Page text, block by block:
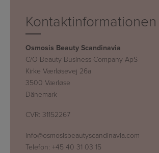
Kontaktinformationen
Osmosis Beauty Scandinavia
C/O Beauty Business Company ApS
Kirke Værløsevej 26a
3500 Værløse
Dänemark
CVR: 31152267
info@osmosisbeautyscandinavia.com
Telefon: +45 40 31 03 15